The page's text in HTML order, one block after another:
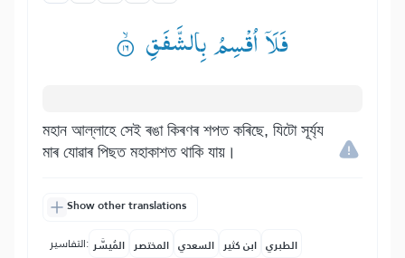
فَلَاۤ اُقْسِمُ بِالشَّفَقِ ۟ۙ
মহান আল্লাহে সেই ৰঙা কিৰণৰ শপত কৰিছে, যিটো সূৰ্য্য
মাৰ যোৱাৰ পিছত মহাকাশত থাকি যায়।
Show other translations
التفاسير: المُيسَّر المختصر السعدي ابن كثير الطبري